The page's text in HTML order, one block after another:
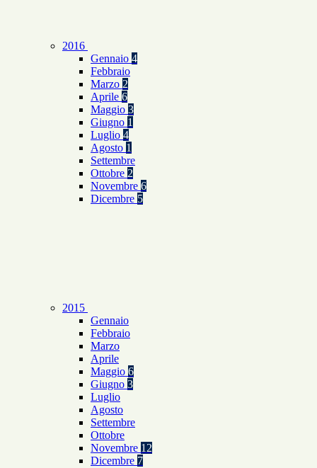
2016
Gennaio 4
Febbraio
Marzo 2
Aprile 6
Maggio 3
Giugno 1
Luglio 4
Agosto 1
Settembre
Ottobre 2
Novembre 6
Dicembre 5
2015
Gennaio
Febbraio
Marzo
Aprile
Maggio 6
Giugno 3
Luglio
Agosto
Settembre
Ottobre
Novembre 12
Dicembre 7